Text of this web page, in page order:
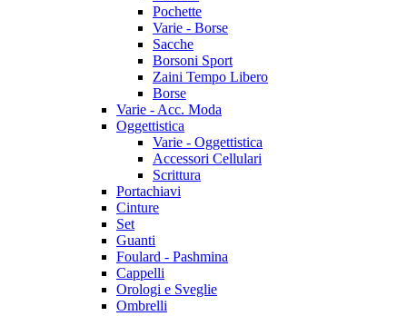
Pochette
Varie - Borse
Sacche
Borsoni Sport
Zaini Tempo Libero
Borse
Varie - Acc. Moda
Oggettistica
Varie - Oggettistica
Accessori Cellulari
Scrittura
Portachiavi
Cinture
Set
Guanti
Foulard - Pashmina
Cappelli
Orologi e Sveglie
Ombrelli